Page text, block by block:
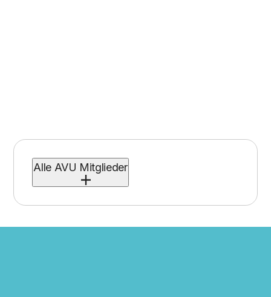
Alle AVU Mitglieder
ALDI Einkauf GmbH & Co. KG (ALDI SÜD